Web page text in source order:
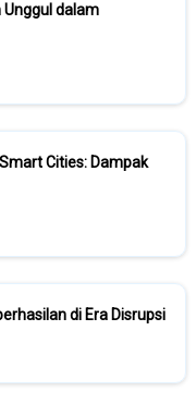
Unggul dalam
Cities: Dampak
di Era Disrupsi